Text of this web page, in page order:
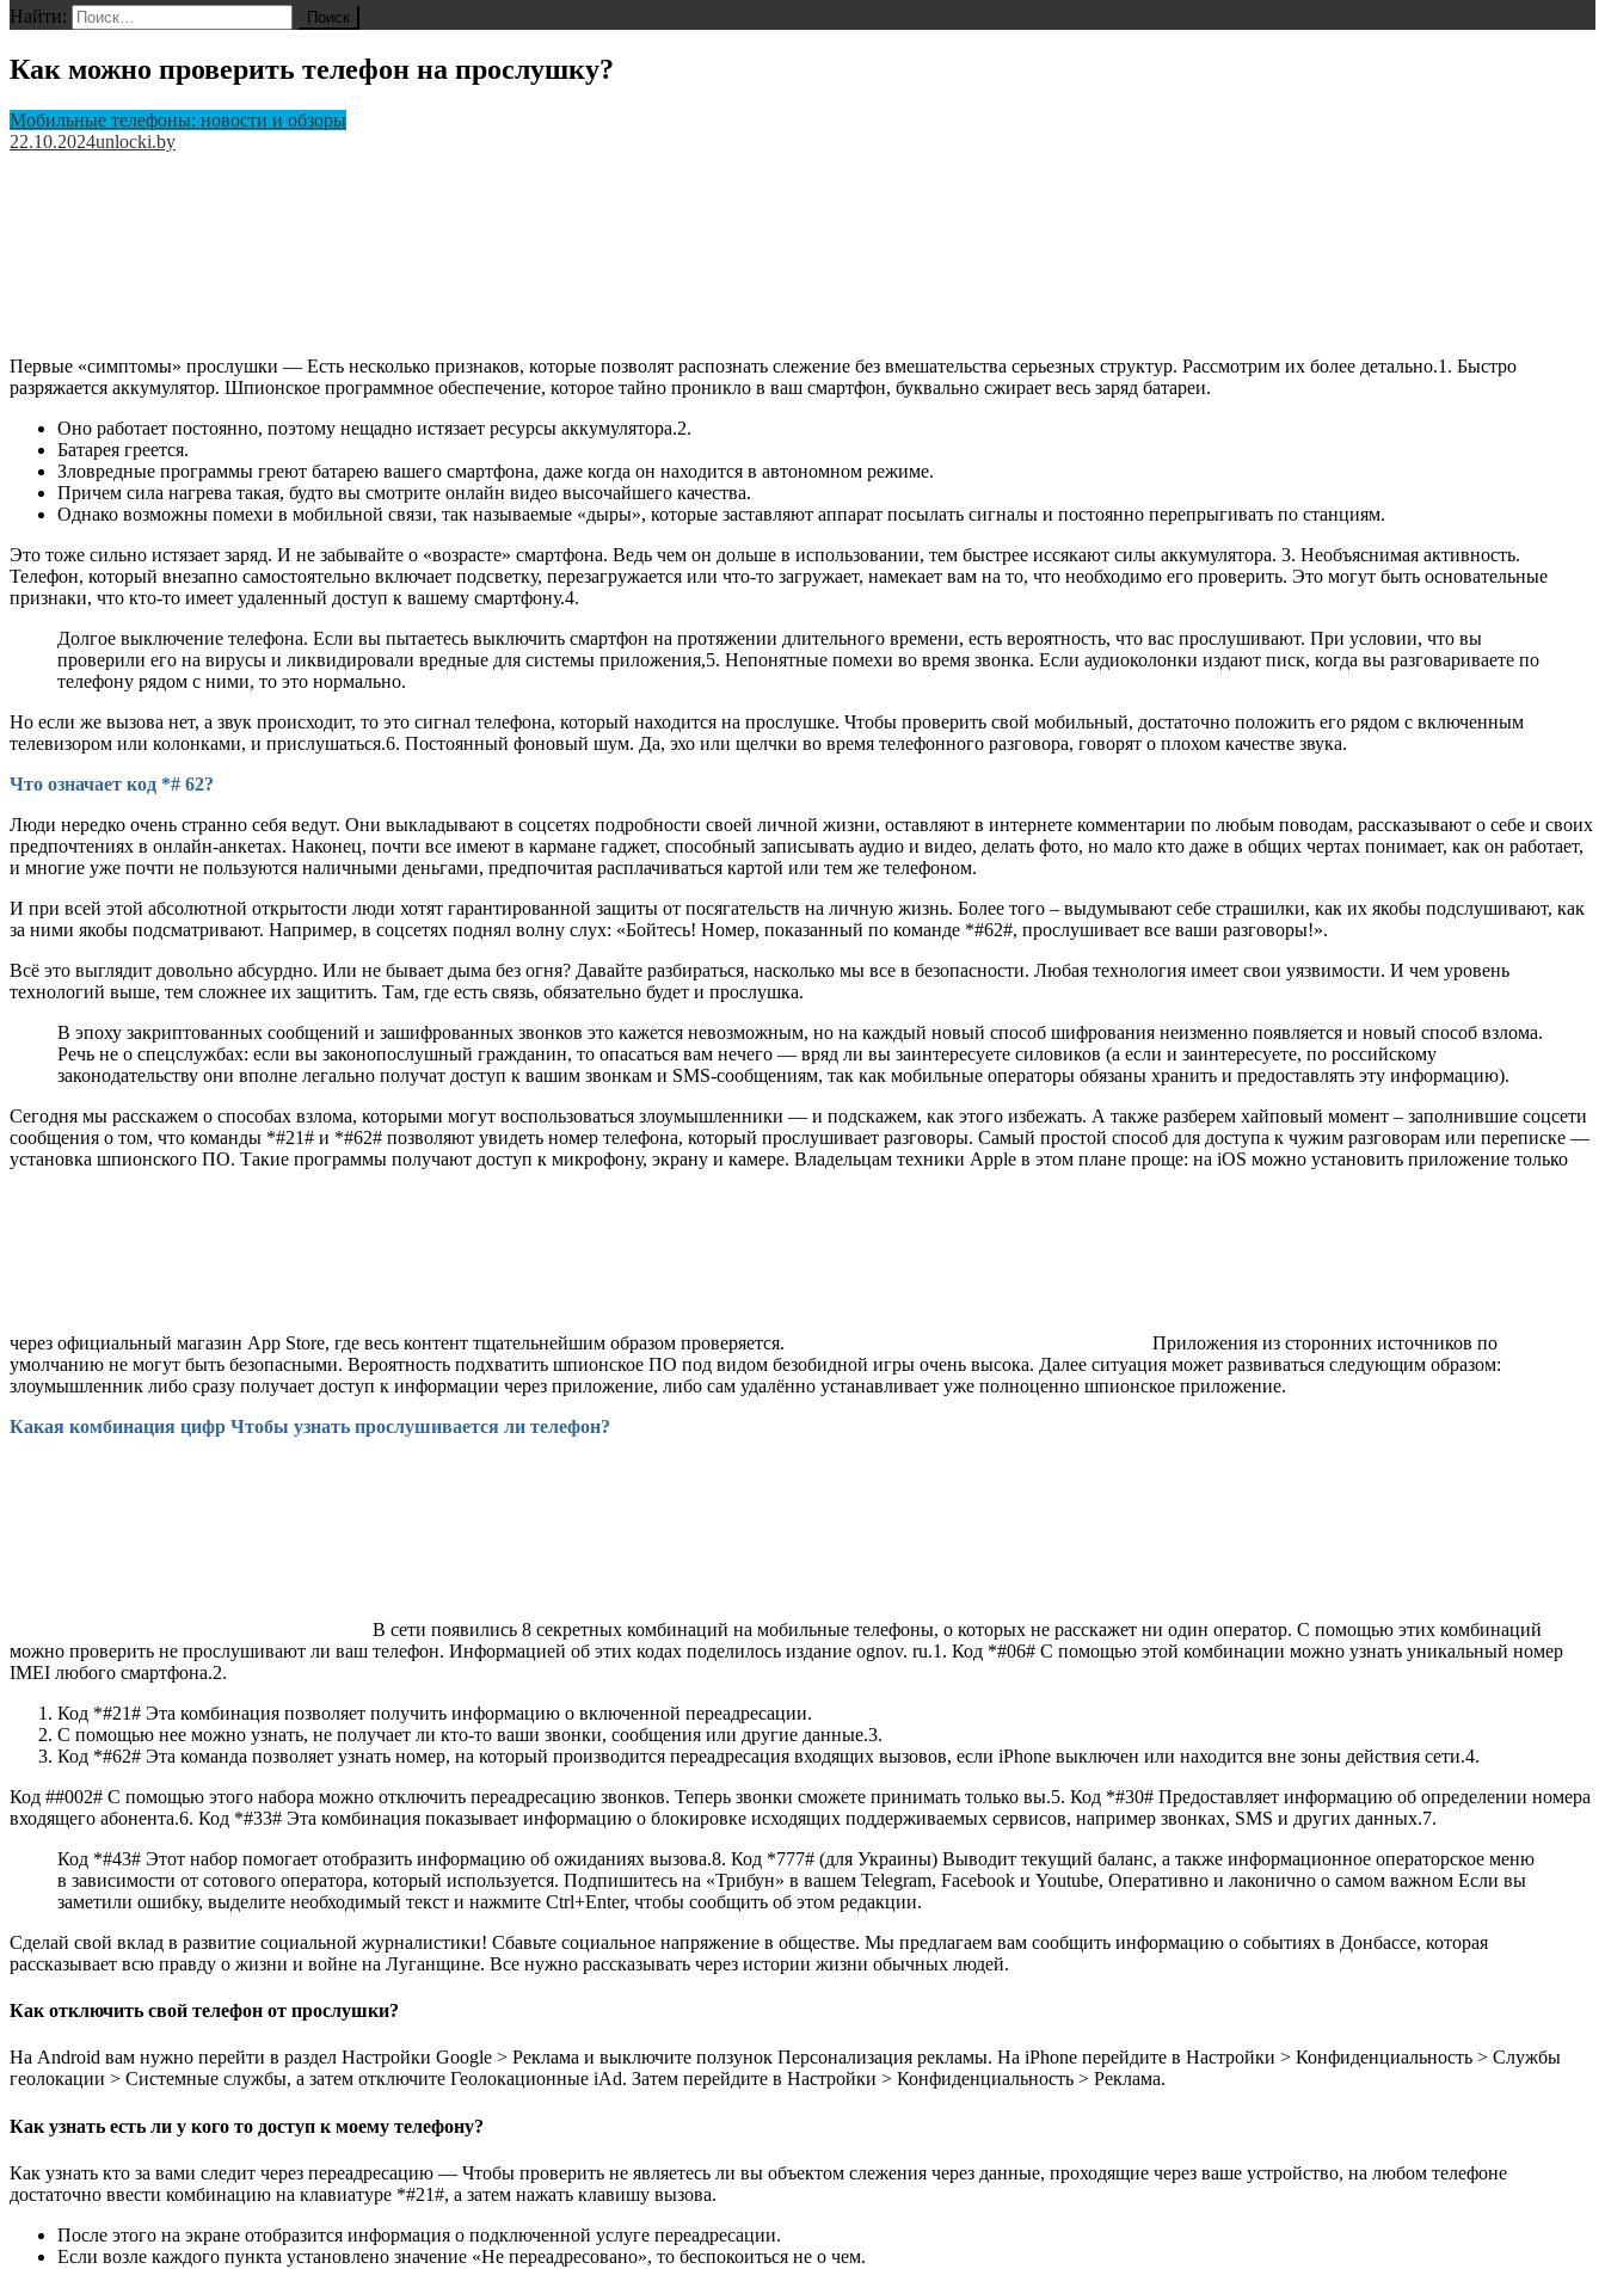
Найти:
Как можно проверить телефон на прослушку?
Мобильные телефоны: новости и обзоры
22.10.2024unlocki.by
Первые «симптомы» прослушки — Есть несколько признаков, которые позволят распознать слежение без вмешательства серьезных структур. Рассмотрим их более детально.1. Быстро
разряжается аккумулятор. Шпионское программное обеспечение, которое тайно проникло в ваш смартфон, буквально сжирает весь заряд батареи.
Оно работает постоянно, поэтому нещадно истязает ресурсы аккумулятора.2.
Батарея греется.
Зловредные программы греют батарею вашего смартфона, даже когда он находится в автономном режиме.
Причем сила нагрева такая, будто вы смотрите онлайн видео высочайшего качества.
Однако возможны помехи в мобильной связи, так называемые «дыры», которые заставляют аппарат посылать сигналы и постоянно перепрыгивать по станциям.
Это тоже сильно истязает заряд. И не забывайте о «возрасте» смартфона. Ведь чем он дольше в использовании, тем быстрее иссякают силы аккумулятора. 3. Необъяснимая активность.
Телефон, который внезапно самостоятельно включает подсветку, перезагружается или что-то загружает, намекает вам на то, что необходимо его проверить. Это могут быть основательные
признаки, что кто-то имеет удаленный доступ к вашему смартфону.4.
Долгое выключение телефона. Если вы пытаетесь выключить смартфон на протяжении длительного времени, есть вероятность, что вас прослушивают. При условии, что вы
проверили его на вирусы и ликвидировали вредные для системы приложения,5. Непонятные помехи во время звонка. Если аудиоколонки издают писк, когда вы разговариваете по
телефону рядом с ними, то это нормально.
Но если же вызова нет, а звук происходит, то это сигнал телефона, который находится на прослушке. Чтобы проверить свой мобильный, достаточно положить его рядом с включенным
телевизором или колонками, и прислушаться.6. Постоянный фоновый шум. Да, эхо или щелчки во время телефонного разговора, говорят о плохом качестве звука.
Что означает код *# 62?
Люди нередко очень странно себя ведут. Они выкладывают в соцсетях подробности своей личной жизни, оставляют в интернете комментарии по любым поводам, рассказывают о себе и своих
предпочтениях в онлайн-анкетах. Наконец, почти все имеют в кармане гаджет, способный записывать аудио и видео, делать фото, но мало кто даже в общих чертах понимает, как он работает,
и многие уже почти не пользуются наличными деньгами, предпочитая расплачиваться картой или тем же телефоном.
И при всей этой абсолютной открытости люди хотят гарантированной защиты от посягательств на личную жизнь. Более того – выдумывают себе страшилки, как их якобы подслушивают, как
за ними якобы подсматривают. Например, в соцсетях поднял волну слух: «Бойтесь! Номер, показанный по команде *#62#, прослушивает все ваши разговоры!».
Всё это выглядит довольно абсурдно. Или не бывает дыма без огня? Давайте разбираться, насколько мы все в безопасности. Любая технология имеет свои уязвимости. И чем уровень
технологий выше, тем сложнее их защитить. Там, где есть связь, обязательно будет и прослушка.
В эпоху закриптованных сообщений и зашифрованных звонков это кажется невозможным, но на каждый новый способ шифрования неизменно появляется и новый способ взлома.
Речь не о спецслужбах: если вы законопослушный гражданин, то опасаться вам нечего — вряд ли вы заинтересуете силовиков (а если и заинтересуете, по российскому
законодательству они вполне легально получат доступ к вашим звонкам и SMS-сообщениям, так как мобильные операторы обязаны хранить и предоставлять эту информацию).
Сегодня мы расскажем о способах взлома, которыми могут воспользоваться злоумышленники — и подскажем, как этого избежать. А также разберем хайповый момент – заполнившие соцсети
сообщения о том, что команды *#21# и *#62# позволяют увидеть номер телефона, который прослушивает разговоры. Самый простой способ для доступа к чужим разговорам или переписке —
установка шпионского ПО. Такие программы получают доступ к микрофону, экрану и камере. Владельцам техники Apple в этом плане проще: на iOS можно установить приложение только
через официальный магазин App Store, где весь контент тщательнейшим образом проверяется.
Приложения из сторонних источников по
умолчанию не могут быть безопасными. Вероятность подхватить шпионское ПО под видом безобидной игры очень высока. Далее ситуация может развиваться следующим образом:
злоумышленник либо сразу получает доступ к информации через приложение, либо сам удалённо устанавливает уже полноценно шпионское приложение.
Какая комбинация цифр Чтобы узнать прослушивается ли телефон?
В сети появились 8 секретных комбинаций на мобильные телефоны, о которых не расскажет ни один оператор. С помощью этих комбинаций
можно проверить не прослушивают ли ваш телефон. Информацией об этих кодах поделилось издание ognov. ru.1. Код *#06# С помощью этой комбинации можно узнать уникальный номер
IMEI любого смартфона.2.
Код *#21# Эта комбинация позволяет получить информацию о включенной переадресации.
С помощью нее можно узнать, не получает ли кто-то ваши звонки, сообщения или другие данные.3.
Код *#62# Эта команда позволяет узнать номер, на который производится переадресация входящих вызовов, если iPhone выключен или находится вне зоны действия сети.4.
Код ##002# С помощью этого набора можно отключить переадресацию звонков. Теперь звонки сможете принимать только вы.5. Код *#30# Предоставляет информацию об определении номера
входящего абонента.6. Код *#33# Эта комбинация показывает информацию о блокировке исходящих поддерживаемых сервисов, например звонках, SMS и других данных.7.
Код *#43# Этот набор помогает отобразить информацию об ожиданиях вызова.8. Код *777# (для Украины) Выводит текущий баланс, а также информационное операторское меню
в зависимости от сотового оператора, который используется. Подпишитесь на «Трибун» в вашем Telegram, Facebook и Youtube, Оперативно и лаконично о самом важном Если вы
заметили ошибку, выделите необходимый текст и нажмите Ctrl+Enter, чтобы сообщить об этом редакции.
Сделай свой вклад в развитие социальной журналистики! Сбавьте социальное напряжение в обществе. Мы предлагаем вам сообщить информацию о событиях в Донбассе, которая
рассказывает всю правду о жизни и войне на Луганщине. Все нужно рассказывать через истории жизни обычных людей.
Как отключить свой телефон от прослушки?
На Android вам нужно перейти в раздел Настройки Google > Реклама и выключите ползунок Персонализация рекламы. На iPhone перейдите в Настройки > Конфиденциальность > Службы
геолокации > Системные службы, а затем отключите Геолокационные iAd. Затем перейдите в Настройки > Конфиденциальность > Реклама.
Как узнать есть ли у кого то доступ к моему телефону?
Как узнать кто за вами следит через переадресацию — Чтобы проверить не являетесь ли вы объектом слежения через данные, проходящие через ваше устройство, на любом телефоне
достаточно ввести комбинацию на клавиатуре *#21#, а затем нажать клавишу вызова.
После этого на экране отобразится информация о подключенной услуге переадресации.
Если возле каждого пункта установлено значение «Не переадресовано», то беспокоиться не о чем.